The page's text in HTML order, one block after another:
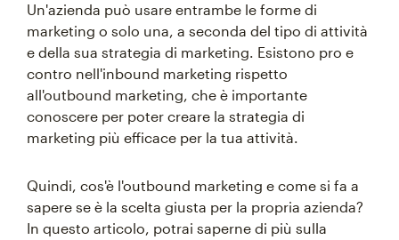
Un'azienda può usare entrambe le forme di
marketing o solo una, a seconda del tipo di attività
e della sua strategia di marketing. Esistono pro e
contro nell'inbound marketing rispetto
all'outbound marketing, che è importante
conoscere per poter creare la strategia di
marketing più efficace per la tua attività.
Quindi, cos'è l'outbound marketing e come si fa a
sapere se è la scelta giusta per la propria azienda?
In questo articolo, potrai saperne di più sulla